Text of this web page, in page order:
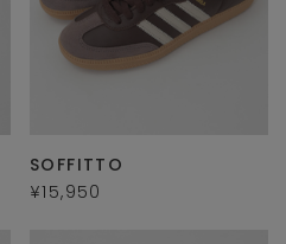
SOFFITTO
¥15,950